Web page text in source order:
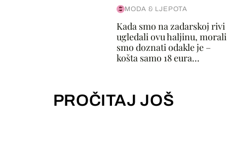
MODA & LJEPOTA
Kada smo na zadarskoj rivi
ugledali ovu haljinu, morali
smo doznati odakle je –
košta samo 18 eura...
PROČITAJ JOŠ